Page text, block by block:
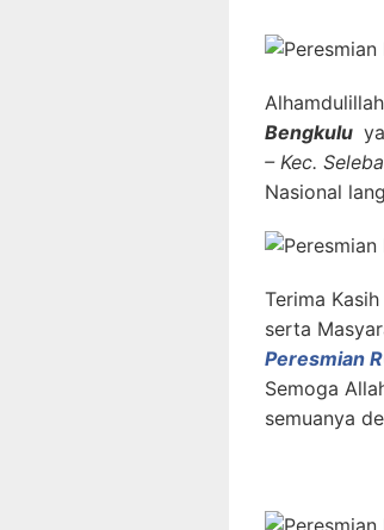
Bengkulu
– Kec.
Nasional
Terima
serta
Peresmian
Semoga
semuanya